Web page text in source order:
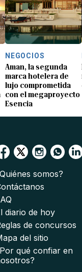
NEGOCIOS
Aman, la segunda
marca hotelera de
lujo comprometida
con el megaproyecto
Esencia
somos?
diario de hoy
de concursos
del sitio
qué confiar en